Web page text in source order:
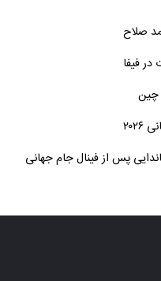
صلاح
فیفا
چین
پس از فینال جام جهانی